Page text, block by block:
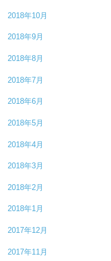
2018年10月
2018年9月
2018年8月
2018年7月
2018年6月
2018年5月
2018年4月
2018年3月
2018年2月
2018年1月
2017年12月
2017年11月